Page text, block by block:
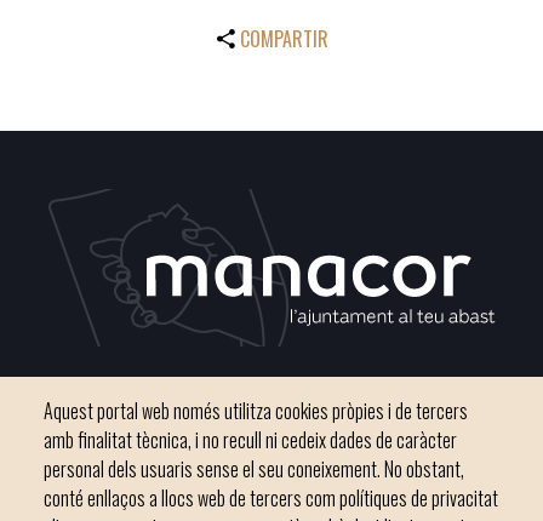
COMPARTIR
Phone 971 84 91 00 - CIF: P0703300D
Aquest portal web només utilitza cookies pròpies i de tercers
amb finalitat tècnica, i no recull ni cedeix dades de caràcter
personal dels usuaris sense el seu coneixement. No obstant,
conté enllaços a llocs web de tercers com polítiques de privacitat